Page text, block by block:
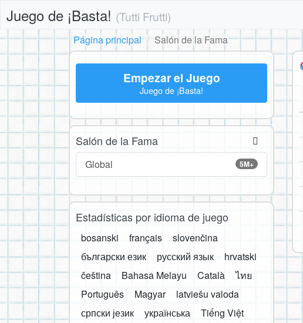
Juego de ¡Basta! (Tutti Frutti)
Página principal
Salón de la Fama
Empezar el Juego
Juego de ¡Basta!
Salón de la Fama
5M+
Global
Estadísticas por idioma de juego
bosanski français
slovenčina
български език
русский язык
hrvatski
čeština
Bahasa Melayu Català
ไทย
Português
Magyar
latviešu valoda
српски језик
українська
Tiếng Việt